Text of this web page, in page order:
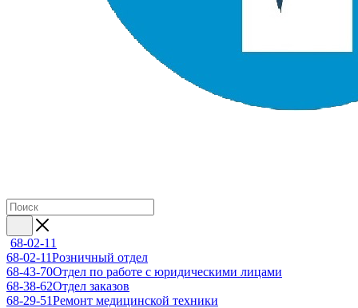
68-02-11
68-02-11Розничный отдел
68-43-70Отдел по работе с юридическими лицами
68-38-62Отдел заказов
68-29-51Ремонт медицинской техники